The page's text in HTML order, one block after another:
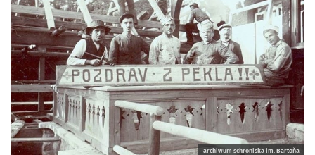
archiwum schroniska im. Bartoňa